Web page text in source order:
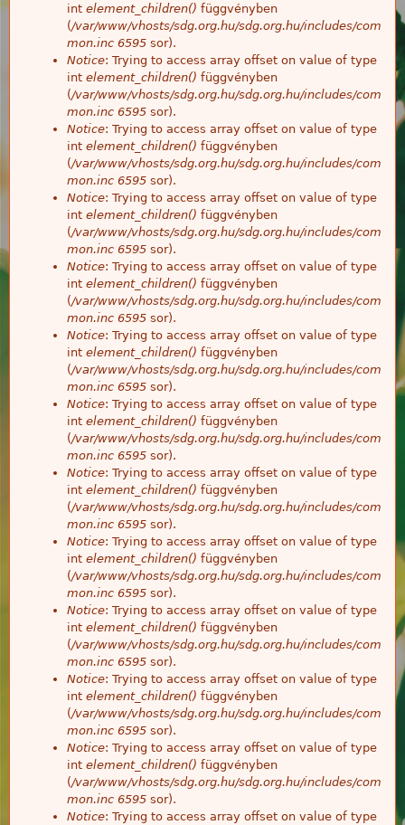
int element_children() függvényben
(/var/www/vhosts/sdg.org.hu/sdg.org.hu/includes/com
mon.inc 6595 sor).
Notice: Trying to access array offset on value of type
int element_children() függvényben
(/var/www/vhosts/sdg.org.hu/sdg.org.hu/includes/com
mon.inc 6595 sor).
Notice: Trying to access array offset on value of type
int element_children() függvényben
(/var/www/vhosts/sdg.org.hu/sdg.org.hu/includes/com
mon.inc 6595 sor).
Notice: Trying to access array offset on value of type
int element_children() függvényben
(/var/www/vhosts/sdg.org.hu/sdg.org.hu/includes/com
mon.inc 6595 sor).
Notice: Trying to access array offset on value of type
int element_children() függvényben
(/var/www/vhosts/sdg.org.hu/sdg.org.hu/includes/com
mon.inc 6595 sor).
Notice: Trying to access array offset on value of type
int element_children() függvényben
(/var/www/vhosts/sdg.org.hu/sdg.org.hu/includes/com
mon.inc 6595 sor).
Notice: Trying to access array offset on value of type
int element_children() függvényben
(/var/www/vhosts/sdg.org.hu/sdg.org.hu/includes/com
mon.inc 6595 sor).
Notice: Trying to access array offset on value of type
int element_children() függvényben
(/var/www/vhosts/sdg.org.hu/sdg.org.hu/includes/com
mon.inc 6595 sor).
Notice: Trying to access array offset on value of type
int element_children() függvényben
(/var/www/vhosts/sdg.org.hu/sdg.org.hu/includes/com
mon.inc 6595 sor).
Notice: Trying to access array offset on value of type
int element_children() függvényben
(/var/www/vhosts/sdg.org.hu/sdg.org.hu/includes/com
mon.inc 6595 sor).
Notice: Trying to access array offset on value of type
int element_children() függvényben
(/var/www/vhosts/sdg.org.hu/sdg.org.hu/includes/com
mon.inc 6595 sor).
Notice: Trying to access array offset on value of type
int element_children() függvényben
(/var/www/vhosts/sdg.org.hu/sdg.org.hu/includes/com
mon.inc 6595 sor).
Notice: Trying to access array offset on value of type